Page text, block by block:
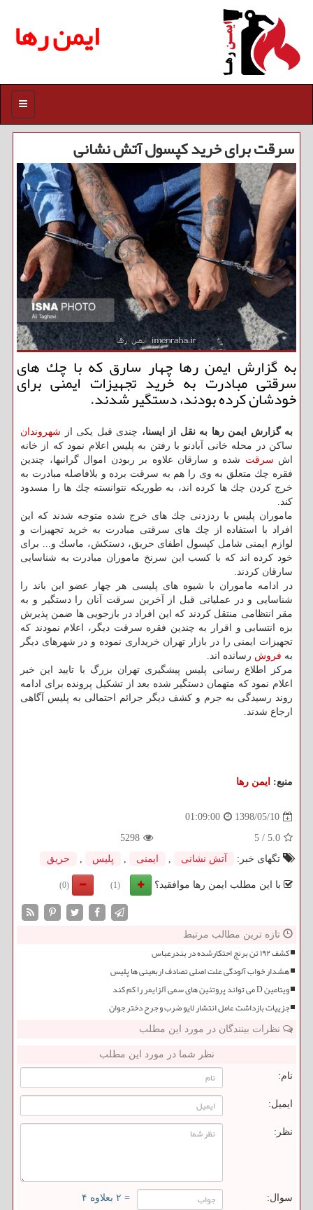
ایمن رها
منو
سرقت برای خرید كپسول آتش نشانی
به گزارش ایمن رها چهار سارق كه با چك های
سرقتی مبادرت به خرید تجهیزات ایمنی برای
خودشان كرده بودند، دستگیر شدند.
به گزارش ایمن رها به نقل از ایسنا، چندی قبل یكی از شهروندان
ساكن در محله خانی آبادنو با رفتن به پلیس اعلام نمود كه از خانه
اش سرقت شده و سارقان علاوه بر ربودن اموال گرانبها، چندین
فقره چك متعلق به وی را هم به سرقت برده و بلافاصله مبادرت به
خرج كردن چك ها كرده اند، به طوریكه نتوانسته چك ها را مسدود
كند.
ماموران پلیس با ردزدنی چك های خرج شده متوجه شدند كه این
افراد با استفاده از چك های سرقتی مبادرت به خرید تجهیزات و
لوازم ایمنی شامل كپسول اطفای حریق، دستكش، ماسك و... برای
خود كرده اند كه با كسب این سرنخ ماموران مبادرت به شناسایی
سارقان كردند.
در ادامه ماموران با شیوه های پلیسی هر چهار عضو این باند را
شناسایی و در عملیاتی قبل از آخرین سرقت آنان را دستگیر و به
مقر انتظامی منتقل كردند كه این افراد در بازجویی ها ضمن پذیرش
بزه انتسابی و اقرار به چندین فقره سرقت دیگر، اعلام نمودند كه
تجهیزات ایمنی را در بازار تهران خریداری نموده و در شهرهای دیگر
به فروش رسانده اند.
مركز اطلاع رسانی پلیس پیشگیری تهران بزرگ با تایید این خبر
اعلام نمود كه متهمان دستگیر شده بعد از تشكیل پرونده برای ادامه
روند رسیدگی به جرم و كشف دیگر جرائم احتمالی به پلیس آگاهی
ارجاع شدند.
منبع: ایمن رها
1398/05/10
01:09:00
5.0
/
5
5298
تگهای خبر:
آتش نشانی , ایمنی , پلیس , حریق
با این مطلب ایمن رها موافقید؟ (1)
(0)
تازه ترین مطالب مرتبط
کشف ۱۹۲ تن برنج احتکارشده در بندرعباس
هشدار خواب آلودگی علت اصلی تصادف اربعینی ها پلیس
ویتامین D می تواند پروتئین های سمی آلزایمر را کم کند
جزییات بازداشت عامل انتشار لایو ضرب و جرح دختر جوان
نظرات بینندگان در مورد این مطلب
نظر شما در مورد این مطلب
نام:
ایمیل:
نظر:
سوال: = ۲ بعلاوه ۴